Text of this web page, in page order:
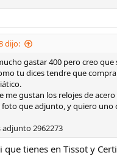
dijo:
gastar 400 pero creo que
tu dices tendre que
me gustan los relojes de
foto que adjunto, y quiero uno
adjunto 2962273
que tienes en Tissot y